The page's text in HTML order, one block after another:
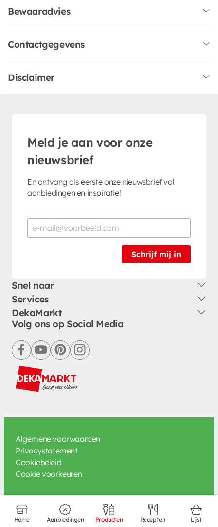
Bewaaradvies
Contactgegevens
Disclaimer
Meld je aan voor onze
nieuwsbrief
En ontvang als eerste onze nieuwsbrief vol
aanbiedingen en inspiratie!
Schrijf mij in
Snel naar
Services
DekaMarkt
Volg ons op Social Media
facebookyoutubepinterestinstagram
Algemene voorwaarden
Privacystatement
Cookiebeleid
Cookie voorkeuren
Home Aanbiedingen Producten Recepten Lijst